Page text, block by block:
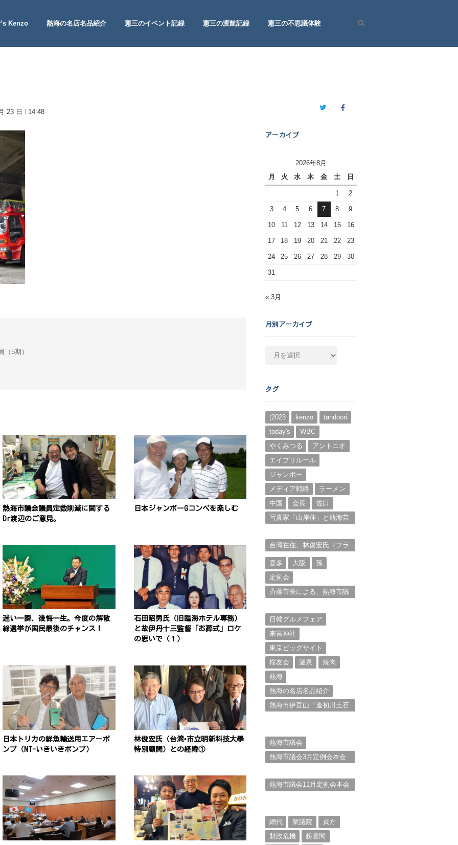
Site
Kenzo 熱海の名店名品紹介 憲三のイベント記録 憲三の渡航記録
憲三の不思議体験
23 日 14:48 TwitterFacebook
員（5期）
熱海市議会議員定数削減に関する
Dr渡辺のご意見。
日本ジャンボーGコンペを楽しむ
迷い一瞬、後悔一生。今度の解散
総選挙が国民最後のチャンス！
石田昭男氏（旧臨海ホテル専務）
と故伊丹十三監督「お葬式」ロケ
の思いで（１）
日本トリカの鮮魚輸送用エアーポ
ンプ（NT-いきいきポンプ）
林俊宏氏（台湾•市立明新科技大學
特別顧問）との経緯①
アーカイブ
2026年8月
月
火 水 木 金 土 日
1 2
3 4 5 6 7 8 9
10 11 12 13 14 15 16
17 18 19 20 21 22 23
24 25 26 27 28 29 30
31
« 3月
月別アーカイブ
カ
ブ
タグ
(2023 kenzo
tandoori
today's
WBC
やくみつる
アントニオ
エイプリルール
ジャンボー
メディア戦略
ラーメン
中国
会長
佐口
写真家「山岸伸」と熱海芸
台湾在住、林俊宏氏（フラ
喜多
大阪
孫
定例会
斉藤市長による、熱海市議
日韓グルメフェア
来宮神社
東京ビッグサイト
桜友会
温泉
焼肉
熱海
熱海の名店名品紹介
熱海市伊豆山「逢初川土石
熱海市議会
熱海市議会3月定例会本会
熱海市議会11月定例会本会
網代
衆議院
貞方
財政危機
起雲閣